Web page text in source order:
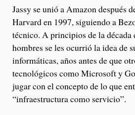
Jassy se unió a Amazon después
Harvard en 1997, siguiendo a
técnico. A principios de la década
hombres se les ocurrió la idea de
informáticas, años antes de que
tecnológicos como Microsoft y
jugar con el concepto de lo que
“infraestructura como servicio”.